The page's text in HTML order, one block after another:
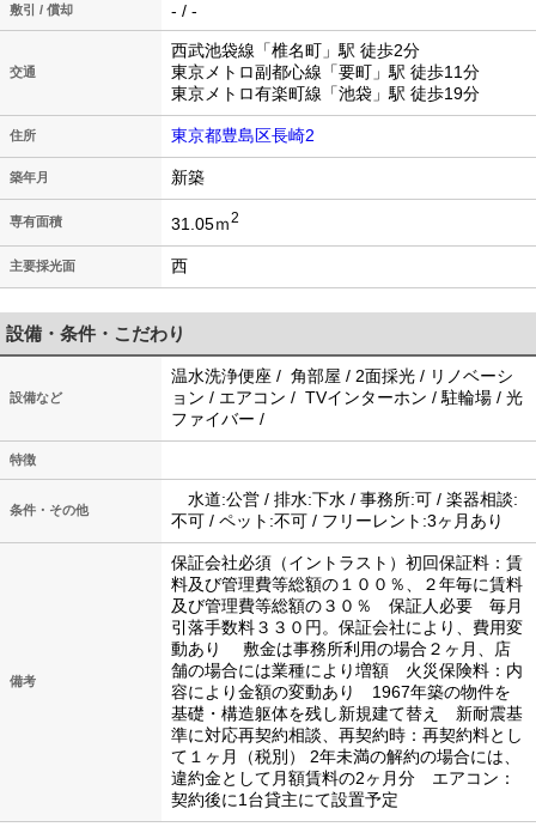
敷引 / 償却 - / -
交通
西武池袋線「椎名町」駅 徒歩2分
東京メトロ副都心線「要町」駅 徒歩11分
東京メトロ有楽町線「池袋」駅 徒歩19分
住所 東京都豊島区長崎2
築年月 新築
専有面積 31.05ｍ2
主要採光面 西
設備・条件・こだわり
設備など
温水洗浄便座 / 角部屋 / 2面採光 / リノベーシ
ョン / エアコン / TVインターホン / 駐輪場 / 光
ファイバー /
特徴
条件・その他
水道:公営 / 排水:下水 / 事務所:可 / 楽器相談:
不可 / ペット:不可 / フリーレント:3ヶ月あり
備考
保証会社必須（イントラスト）初回保証料：賃
料及び管理費等総額の１００％、２年毎に賃料
及び管理費等総額の３０％ 保証人必要 毎月
引落手数料３３０円。保証会社により、費用変
動あり 敷金は事務所利用の場合２ヶ月、店
舗の場合には業種により増額 火災保険料：内
容により金額の変動あり 1967年築の物件を
基礎・構造躯体を残し新規建て替え 新耐震基
準に対応再契約相談、再契約時：再契約料とし
て１ヶ月（税別） 2年未満の解約の場合には、
違約金として月額賃料の2ヶ月分 エアコン：
契約後に1台貸主にて設置予定